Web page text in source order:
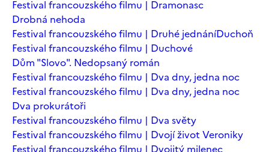
Festival francouzského filmu | Dramonasc
Drobná nehoda
Festival francouzského filmu | Druhé jednáníDuchoň
Festival francouzského filmu | Duchové
Dům "Slovo". Nedopsaný román
Festival francouzského filmu | Dva dny, jedna noc
Festival francouzského filmu | Dva dny, jedna noc
Dva prokurátoři
Festival francouzského filmu | Dva světy
Festival francouzského filmu | Dvojí život Veroniky
Festival francouzského filmu | Dvojitý milenec